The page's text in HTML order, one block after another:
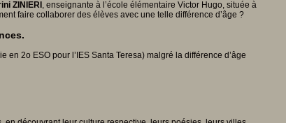
ZINIERI, enseignante à l’école élémentaire Victor Hugo, située à
faire collaborer des élèves avec une telle différence d’âge ?
2o ESO pour l’IES Santa Teresa) malgré la différence d’âge